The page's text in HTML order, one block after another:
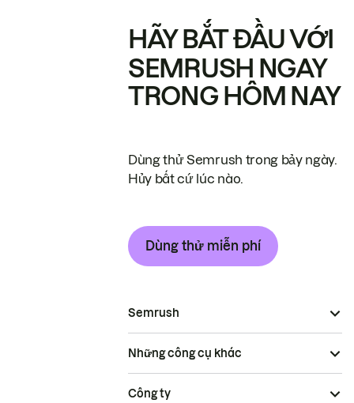
HÃY BẮT ĐẦU VỚI
SEMRUSH NGAY
TRONG HÔM NAY
Dùng thử Semrush trong bảy ngày.
Hủy bất cứ lúc nào.
Dùng thử miễn phí
Semrush
Những công cụ khác
Công ty